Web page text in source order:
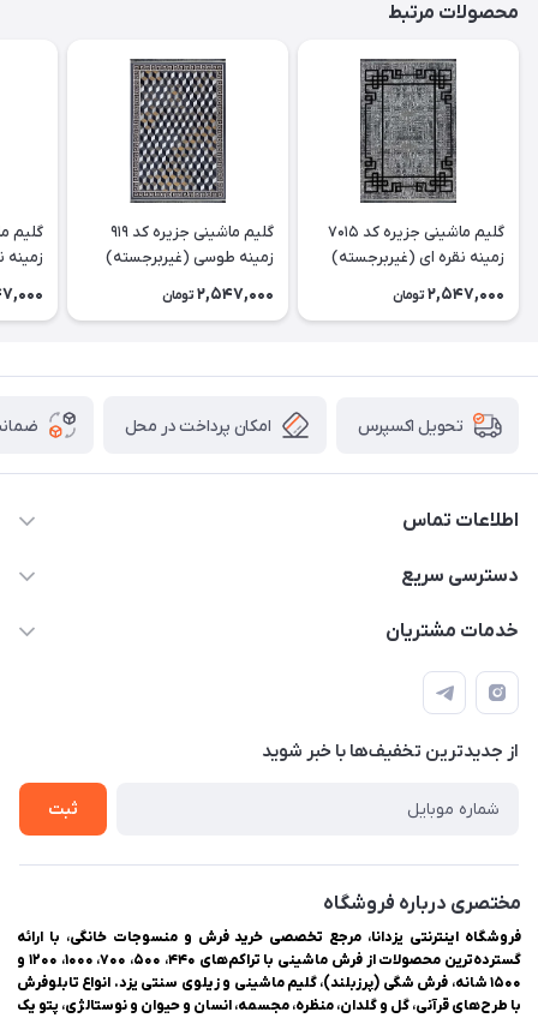
محصولات مرتبط
گلیم ماشینی جزیره کد 7015
زمینه نقره ای (غیربرجسته)
2,547,000 تومان
گلیم ماشینی جزیره کد 919
زمینه طوسی (غیربرجسته)
2,547,000 تومان
زمینه
تحویل اکسپرس امکان پرداخت در محل
اطلاعات تماس
03538252575
اینترنتی یزدانا
دسترسی سریع
حساب کاربری
لیست محصولات
درباره ما
خدمات مشتریان
راهنمای ثبت سفارش
حریم خصوصی
سوالات متداول
از جدید‌ترین تخفیف‌ها با‌ خبر شوید
ثبت
مختصری درباره فروشگاه
فروشگاه اینترنتی یزدانا، مرجع تخصصی خرید فرش و منسوجات خانگی، با ارائه
گسترده‌ترین محصولات از فرش ماشینی با تراکم‌های ۴۴۰، ۵۰۰، ۷۰۰، ۱۰۰۰، ۱۲۰۰ و
۱۵۰۰ شانه، فرش شگی (پرزبلند)، گلیم ماشینی و زیلوی سنتی یزد. انواع تابلوفرش
با طرح‌های قرآنی، گل و گلدان، منظره، مجسمه، انسان و حیوان و نوستالژی، پتو یک